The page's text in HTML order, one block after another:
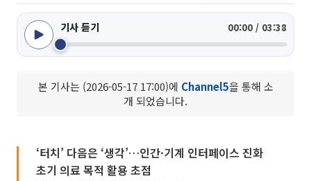
기사 듣기 00:00 / 03:38
본 기사는 (2026-05-17 17:00)에 Channel5을 통해 소
개 되었습니다.
‘터치’ 다음은 ‘생각’…인간·기계 인터페이스 진화
초기 의료 목적 활용 초점